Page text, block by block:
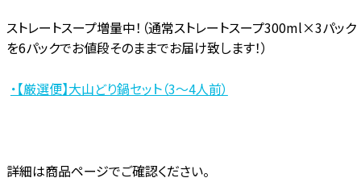
ストレートスープ増量中！（通常ストレートスープ300ml×3パック
を6パックでお値段そのままでお届け致します！）
・【厳選便】大山どり鍋セット（3〜4人前）
詳細は商品ページでご確認ください。